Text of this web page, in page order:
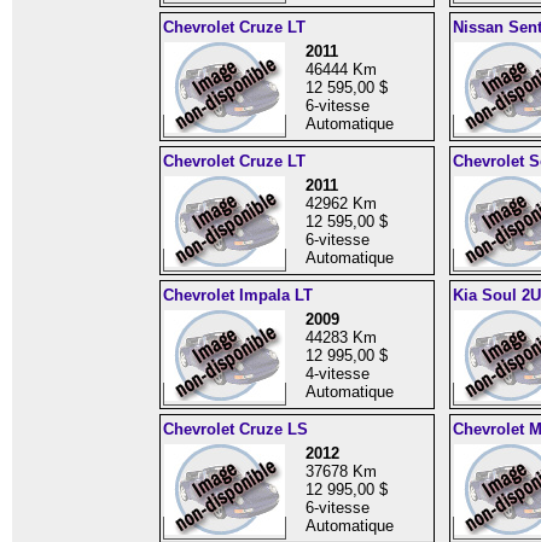
Chevrolet Cruze LT
2011
46444 Km
12 595,00 $
6-vitesse
Automatique
Nissan
Chevrolet Cruze LT
2011
42962 Km
12 595,00 $
6-vitesse
Automatique
Chevrolet
Chevrolet Impala LT
2009
44283 Km
12 995,00 $
4-vitesse
Automatique
Kia Soul 2U
Chevrolet Cruze LS
2012
37678 Km
12 995,00 $
6-vitesse
Automatique
Chevrolet